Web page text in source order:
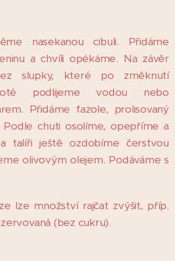
nasekanou cibuli. Přidáme
a chvíli opékáme. Na závěr
slupky, které po změknutí
podlijeme vodou nebo
Přidáme fazole, prolisovaný
Podle chuti osolíme, opepříme a
talíři ještě ozdobíme čerstvou
olivovým olejem. Podáváme s
lze množství rajčat zvýšit, příp.
(bez cukru).